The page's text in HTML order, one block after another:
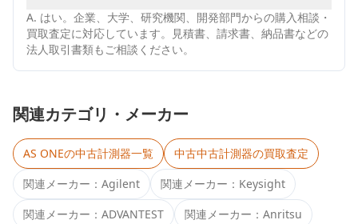
A. はい。企業、大学、研究機関、開発部門からの購入相談・
買取査定に対応しています。見積書、請求書、納品書などの
法人取引書類もご相談ください。
関連カテゴリ・メーカー
AS ONEの中古計測器一覧 中古中古計測器の買取査定
関連メーカー： Agilent 関連メーカー： Keysight
関連メーカー： ADVANTEST 関連メーカー： Anritsu